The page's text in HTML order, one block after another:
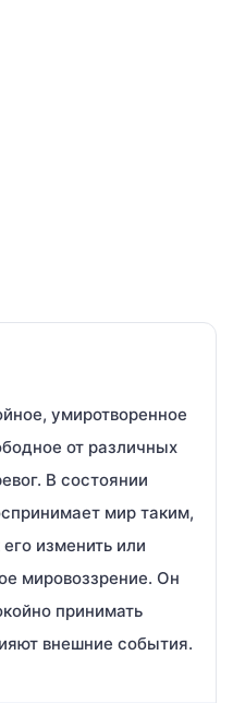
умиротворенное
от различных
В состоянии
мир таким,
изменить или
мировоззрение. Он
принимать
внешние события.